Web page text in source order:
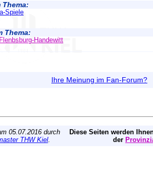
Thema:
Spiele
Thema:
Handewitt
Ihre Meinung im Fan-Forum?
05.07.2016 durch
THW Kiel.
Diese Seiten werden
der